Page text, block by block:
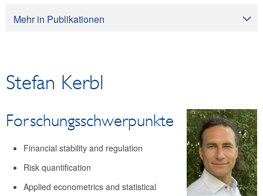
Mehr in Publikationen
Bargeld
Finanzmarkt
Zahlungsverkehr
Publikationssuche
Stefan Kerbl
Forschungsschwerpunkte
Financial stability and regulation
Risk quantification
Applied econometrics and statistical